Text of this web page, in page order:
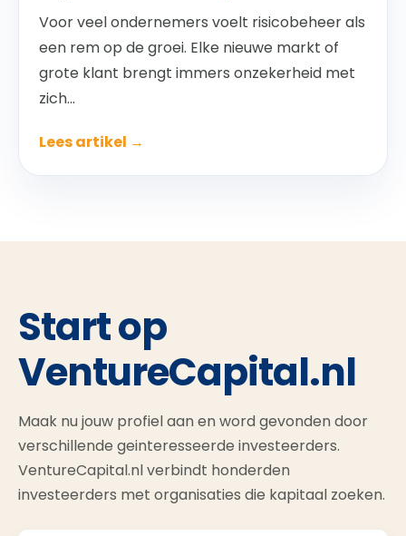
Voor veel ondernemers voelt risicobeheer als
een rem op de groei. Elke nieuwe markt of
grote klant brengt immers onzekerheid met
zich...
Lees artikel →
Start op
VentureCapital.nl
Maak nu jouw profiel aan en word gevonden door
verschillende geinteresseerde investeerders.
VentureCapital.nl verbindt honderden
investeerders met organisaties die kapitaal zoeken.